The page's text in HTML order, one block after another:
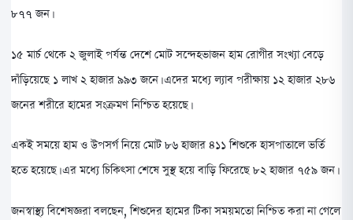
৮৭৭ জন।
১৫ মার্চ থেকে ২ জুলাই পর্যন্ত দেশে মোট সন্দেহভাজন হাম রোগীর সংখ্যা বেড়ে
দাঁড়িয়েছে ১ লাখ ২ হাজার ৯৯৩ জনে। এদের মধ্যে ল্যাব পরীক্ষায় ১২ হাজার ২৮৬
জনের শরীরে হামের সংক্রমণ নিশ্চিত হয়েছে।
একই সময়ে হাম ও উপসর্গ নিয়ে মোট ৮৬ হাজার ৪১১ শিশুকে হাসপাতালে ভর্তি
হতে হয়েছে। এর মধ্যে চিকিৎসা শেষে সুস্থ হয়ে বাড়ি ফিরেছে ৮২ হাজার ৭৫৯ জন।
জনস্বাস্থ্য বিশেষজ্ঞরা বলছেন, শিশুদের হামের টিকা সময়মতো নিশ্চিত করা না গেলে